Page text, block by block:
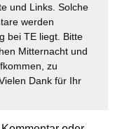
und Links. Solche
werden
bei TE liegt. Bitte
Mitternacht und
zu
Dank für Ihr